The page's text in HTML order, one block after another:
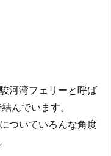
河湾フェリーと呼ば
んでいます。
ついていろんな角度